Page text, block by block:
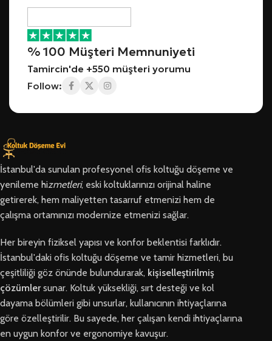
% 100 Müşteri Memnuniyeti
Tamircin'de +550 müşteri yorumu
Follow:
İstanbul'da sunulan profesyonel ofis koltuğu döşeme ve
yenileme hizmetleri, eski koltuklarınızı orijinal haline
getirerek, hem maliyetten tasarruf etmenizi hem de
çalışma ortamınızı modernize etmenizi sağlar.
Her bireyin fiziksel yapısı ve konfor beklentisi farklıdır.
İstanbul'daki ofis koltuğu döşeme ve tamir hizmetleri, bu
çeşitliliği göz önünde bulundurarak, kişiselleştirilmiş
çözümlersunar. Koltuk yüksekliği, sırt desteği ve kol
dayama bölümleri gibi unsurlar, kullanıcının ihtiyaçlarına
göre özelleştirilir. Bu sayede, her çalışan kendi ihtiyaçlarına
en uygun konfor ve ergonomiye kavuşur.